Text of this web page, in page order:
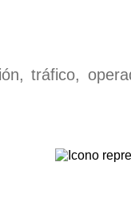
tráfico,